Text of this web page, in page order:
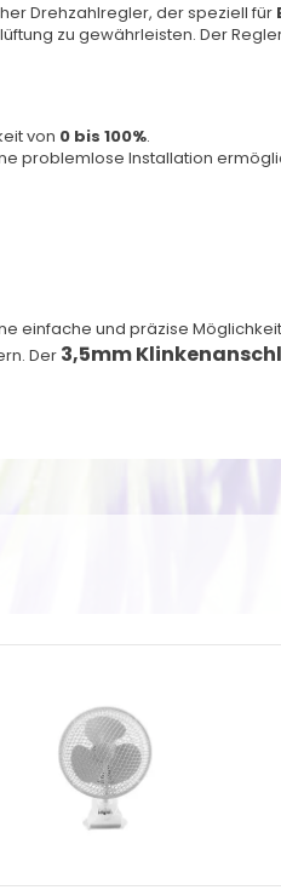
Drehzahlregler, der speziell für
zu gewährleisten. Der
von 0 bis 100%.
problemlose Installation
einfache und präzise
Der 3,5mm